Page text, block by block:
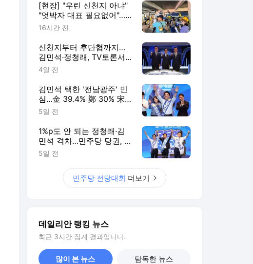
[현장] "우린 신천지 아냐"
"엇박자 대표 필요없어"…
鄭·金 지지자들 인천서 '격
16시간 전
신천지부터 후단협까지…
김민석·정청래, TV토론서
24년 묵은 감정 폭발(종합)
4일 전
김민석 택한 '전남광주' 민
심…金 39.4% 鄭 30% 宋
14% [조원씨앤아이]
5일 전
1%p도 안 되는 정청래·김
민석 격차…민주당 당권, 호
남·수도권 '동시 승부'
5일 전
민주당 전당대회 더보기
데일리안 랭킹 뉴스
최근 3시간 집계 결과입니다.
많이 본 뉴스 탐독한 뉴스